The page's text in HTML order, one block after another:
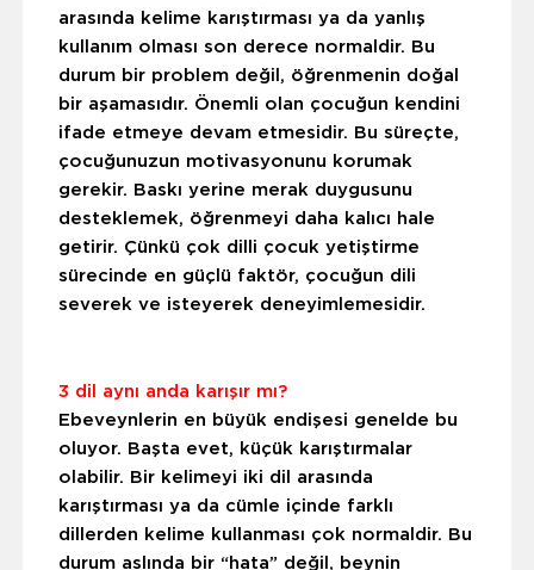
arasında kelime karıştırması ya da yanlış
kullanım olması son derece normaldir. Bu
durum bir problem değil, öğrenmenin doğal
bir aşamasıdır. Önemli olan çocuğun kendini
ifade etmeye devam etmesidir. Bu süreçte,
çocuğunuzun motivasyonunu korumak
gerekir. Baskı yerine merak duygusunu
desteklemek, öğrenmeyi daha kalıcı hale
getirir. Çünkü çok dilli çocuk yetiştirme
sürecinde en güçlü faktör, çocuğun dili
severek ve isteyerek deneyimlemesidir.
3 dil aynı anda karışır mı?
Ebeveynlerin en büyük endişesi genelde bu
oluyor. Başta evet, küçük karıştırmalar
olabilir. Bir kelimeyi iki dil arasında
karıştırması ya da cümle içinde farklı
dillerden kelime kullanması çok normaldir. Bu
durum aslında bir “hata” değil, beynin